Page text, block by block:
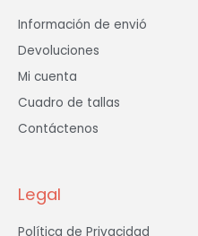
Información de envió
Devoluciones
Mi cuenta
Cuadro de tallas
Contáctenos
Legal
Política de Privacidad